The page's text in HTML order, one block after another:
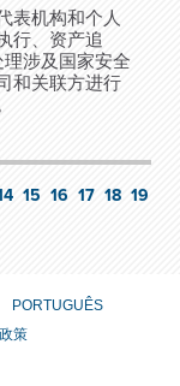
表机构和个人
行、资产追
涉及国家安全
和关联方进行
15 16 17 18 19
PORTUGUÊS
策